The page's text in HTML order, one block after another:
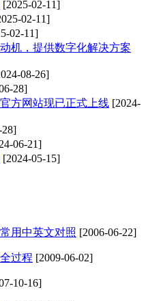
[2025-02-11]
02-11]
02-11]
机，提供数字化解决方案
08-26]
28]
方网站现已正式上线 [2024-
28]
06-21]
[2024-05-15]
用中英文对照 [2006-06-22]
过程 [2009-06-02]
10-16]